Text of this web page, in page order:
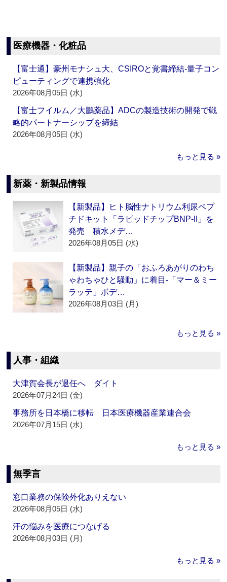
医療機器・化粧品
【富士通】豪州モナシュ大、CSIROと覚書締結‐量子コン
ピューティングで連携強化
2026年08月05日 (水)
【富士フイルム／大鵬薬品】ADCの製造技術の開発で戦
略的パートナーシップを締結
2026年08月05日 (水)
もっと見る »
新薬・新製品情報
【新製品】ヒト脳性ナトリウム利尿ペプ
チドキット「ラピッドチップBNP-II」を
発売 積水メデ…
2026年08月05日 (水)
【新製品】親子の「おふろあがりのわち
ゃわちゃひと騒動」に着目‐「マー＆ミー
ラッテ」ボデ…
2026年08月03日 (月)
もっと見る »
人事・組織
大津賀会長が退任へ ダイト
2026年07月24日 (金)
事務所を日本橋に移転 日本医療機器産業連合会
2026年07月15日 (水)
もっと見る »
無季言
窓口業務の保険外化ありえない
2026年08月05日 (水)
汗の悩みを医療につなげる
2026年08月03日 (月)
もっと見る »